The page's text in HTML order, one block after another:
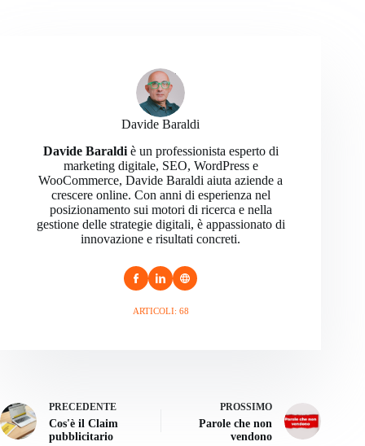
Davide Baraldi
Davide Baraldiè un professionista esperto di
marketing digitale, SEO, WordPress e
WooCommerce, Davide Baraldi aiuta aziende a
crescere online. Con anni di esperienza nel
posizionamento sui motori di ricerca e nella
gestione delle strategie digitali, è appassionato di
innovazione e risultati concreti.
ARTICOLI: 68
PRECEDENTE
Cos'è il Claim
pubblicitario
PROSSIMO
Parole che non
vendono